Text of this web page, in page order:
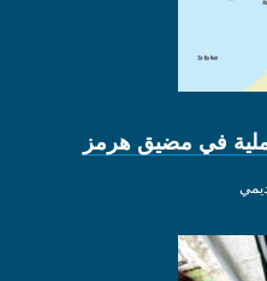
في مضيق هرمز